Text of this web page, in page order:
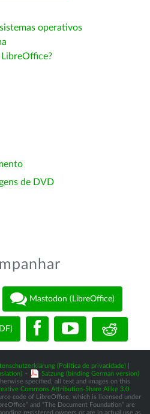
operativos
de DVD
Mastodon (LibreOffice)
(Política de privacidade)
-
Satzung (binding German version)
specified, all text and images on this
Commons Attribution-Share Alike 3.0
code of LibreOffice, which is licensed under
and “The Document Foundation” are
registered owners or are in actual use as